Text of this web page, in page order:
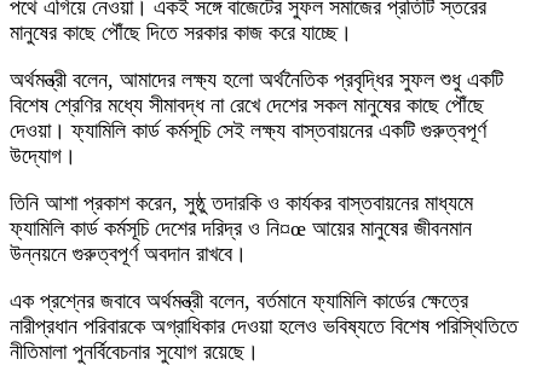
পথে এগিয়ে নেওয়া। একই সঙ্গে বাজেটের সুফল সমাজের প্রতিটি স্তরের
মানুষের কাছে পৌঁছে দিতে সরকার কাজ করে যাচ্ছে।
অর্থমন্ত্রী বলেন, আমাদের লক্ষ্য হলো অর্থনৈতিক প্রবৃদ্ধির সুফল শুধু একটি
বিশেষ শ্রেণির মধ্যে সীমাবদ্ধ না রেখে দেশের সকল মানুষের কাছে পৌঁছে
দেওয়া। ফ্যামিলি কার্ড কর্মসূচি সেই লক্ষ্য বাস্তবায়নের একটি গুরুত্বপূর্ণ
উদ্যোগ।
তিনি আশা প্রকাশ করেন, সুষ্ঠু তদারকি ও কার্যকর বাস্তবায়নের মাধ্যমে
ফ্যামিলি কার্ড কর্মসূচি দেশের দরিদ্র ও নি¤œ আয়ের মানুষের জীবনমান
উন্নয়নে গুরুত্বপূর্ণ অবদান রাখবে।
এক প্রশ্নের জবাবে অর্থমন্ত্রী বলেন, বর্তমানে ফ্যামিলি কার্ডের ক্ষেত্রে
নারীপ্রধান পরিবারকে অগ্রাধিকার দেওয়া হলেও ভবিষ্যতে বিশেষ পরিস্থিতিতে
নীতিমালা পুনর্বিবেচনার সুযোগ রয়েছে।